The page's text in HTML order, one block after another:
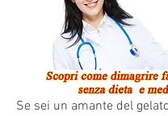
Se sei un amante del